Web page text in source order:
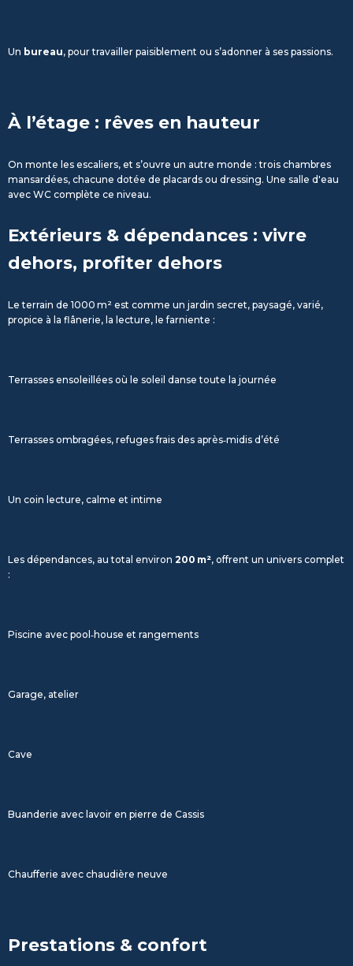
Un bureau, pour travailler paisiblement ou s’adonner à ses passions.
À l’étage : rêves en hauteur
On monte les escaliers, et s’ouvre un autre monde : trois chambres
mansardées, chacune dotée de placards ou dressing. Une salle d'eau
avec WC complète ce niveau.
Extérieurs & dépendances : vivre
dehors, profiter dehors
Le terrain de 1000 m² est comme un jardin secret, paysagé, varié,
propice à la flânerie, la lecture, le farniente :
Terrasses ensoleillées où le soleil danse toute la journée
Terrasses ombragées, refuges frais des après‑midis d’été
Un coin lecture, calme et intime
Les dépendances, au total environ 200 m², offrent un univers complet
:
Piscine avec pool‑house et rangements
Garage, atelier
Cave
Buanderie avec lavoir en pierre de Cassis
Chaufferie avec chaudière neuve
Prestations & confort